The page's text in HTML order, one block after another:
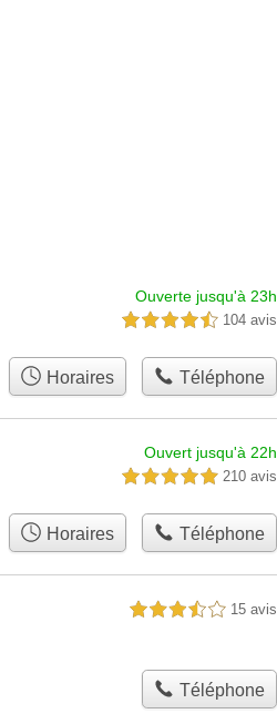
Ouverte jusqu'à 23h
4,5 étoiles sur 5 104 avis
Horaires Téléphone
Ouvert jusqu'à 22h
5,0 étoiles sur 5 210 avis
Horaires Téléphone
3,5 étoiles sur 5 15 avis
Téléphone